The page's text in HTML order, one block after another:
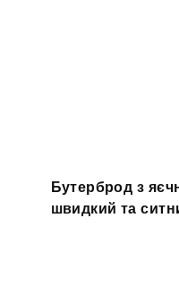
Бутерброд з
швидкий та